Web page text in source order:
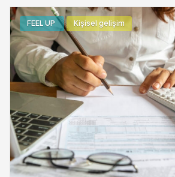
FEEL UP Kişisel gelişim